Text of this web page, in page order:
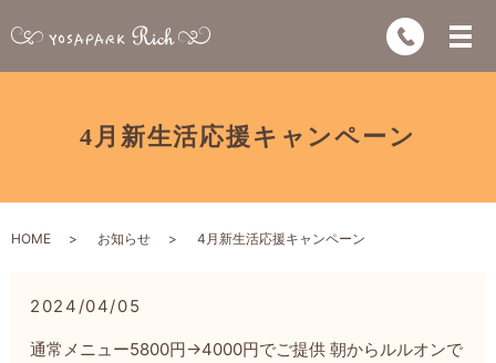
4月新生活応援キャンペーン
HOME お知らせ 4月新生活応援キャンペーン
2024/04/05
通常メニュー5800円→4000円でご提供 朝からルルオンで